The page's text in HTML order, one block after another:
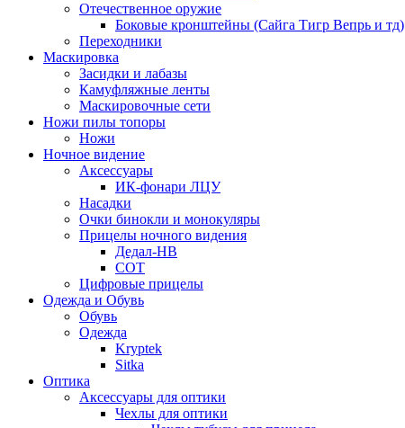
Отечественное оружие
Боковые кронштейны (Сайга Тигр Вепрь и тд)
Переходники
Маскировка
Засидки и лабазы
Камуфляжные ленты
Маскировочные сети
Ножи пилы топоры
Ножи
Ночное видение
Аксессуары
ИК-фонари ЛЦУ
Насадки
Очки бинокли и монокуляры
Прицелы ночного видения
Дедал-НВ
СОТ
Цифровые прицелы
Одежда и Обувь
Обувь
Одежда
Kryptek
Sitka
Оптика
Аксессуары для оптики
Чехлы для оптики